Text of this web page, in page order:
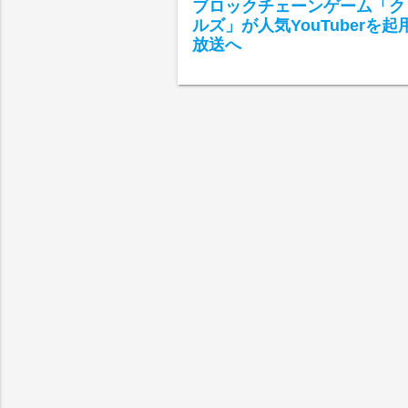
ブロックチェーンゲーム「
ルズ」が人気YouTuberを起
放送へ